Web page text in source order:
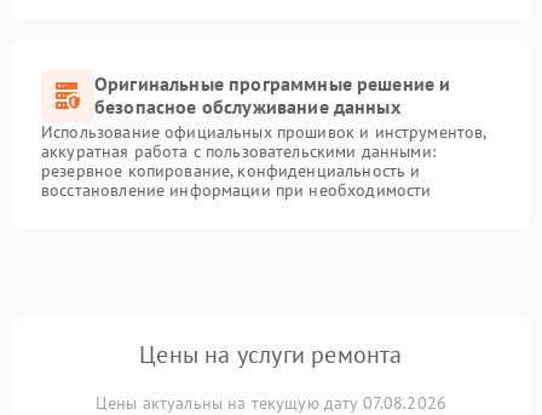
Оригинальные программные решение и
безопасное обслуживание данных
Использование официальных прошивок и инструментов,
аккуратная работа с пользовательскими данными:
резервное копирование, конфиденциальность и
восстановление информации при необходимости
Цены на услуги ремонта
Цены актуальны на текущую дату 07.08.2026